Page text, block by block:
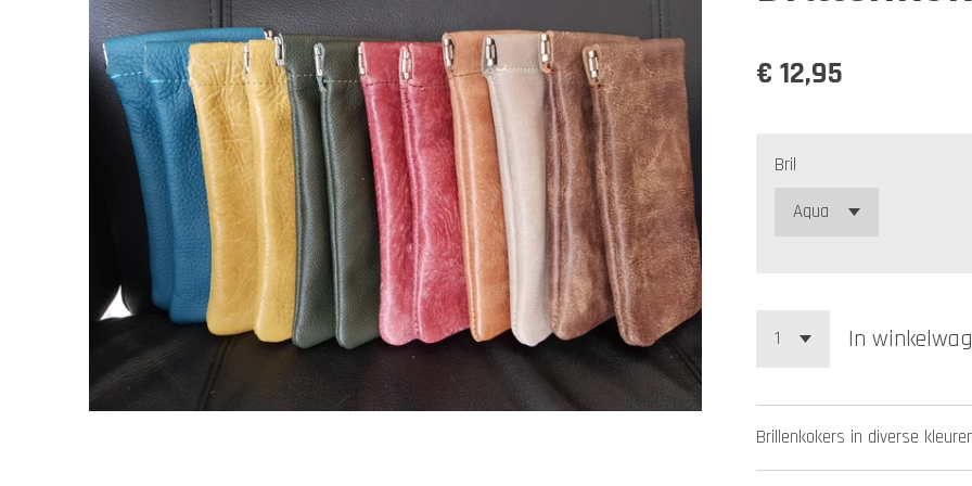
€ 12,95
Bril
In
Brillenkokers in diverse